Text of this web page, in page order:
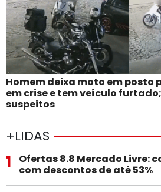
Homem deixa moto em posto
em crise e tem veículo
suspeitos
+LIDAS
1
Ofertas 8.8 Mercado Livre:
com descontos de até 53%